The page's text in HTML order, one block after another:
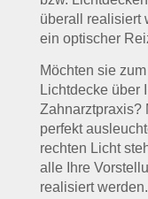
überall realisiert
ein optischer
Möchten sie
Lichtdecke über
Zahnarztpraxis?
perfekt
rechten Licht
alle Ihre
realisiert werden.